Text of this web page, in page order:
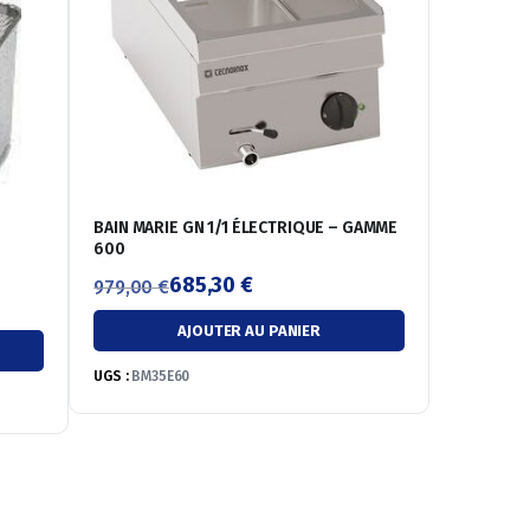
BAIN MARIE GN 1/1 ÉLECTRIQUE – GAMME
600
979,00€
Le
prix
initial
était :
685,30 €
Le
prix
actuel
est :
AJOUTER AU PANIER
UGS : BM35E60